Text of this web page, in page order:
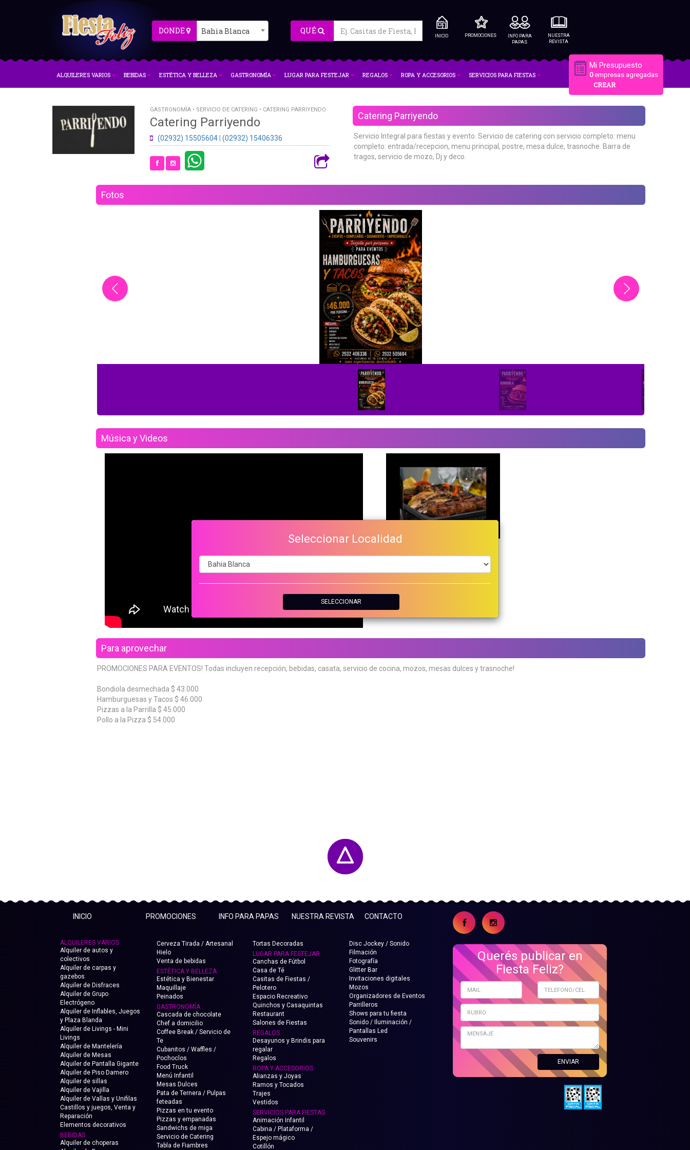
DONDE Bahia Blanca QUÉ
INICIO PROMOCIONES
INFO PARA
PAPAS
NUESTRA
REVISTA
ALQUILERES VARIOS BEBIDAS ESTÉTICA Y BELLEZA GASTRONOMÍA LUGAR PARA FESTEJAR REGALOS ROPA Y ACCESORIOS SERVICIOS PARA FIESTAS
Mi Presupuesto
0empresas agregadas
CREAR
GASTRONOMÍA • SERVICIO DE CATERING • CATERING PARRIYENDO
Catering Parriyendo
(02932) 15505604 (02932) 15406336
Catering Parriyendo
Servicio Integral para fiestas y evento. Servicio de catering con servicio completo: menu
completo: entrada/recepcion, menu principal, postre, mesa dulce, trasnoche. Barra de
tragos, servicio de mozo, Dj y deco.
Fotos
Música y Videos
Para aprovechar
PROMOCIONES PARA EVENTOS! Todas incluyen recepción, bebidas, casata, servicio de cocina, mozos, mesas dulces y trasnoche!
Bondiola desmechada $ 43.000
Hamburguesas y Tacos $ 46.000
Pizzas a la Parrilla $ 45.000
Pollo a la Pizza $ 54.000
INICIO PROMOCIONES INFO PARA PAPAS NUESTRA REVISTA CONTACTO
ALQUILERES VARIOS
Alquiler de autos y
colectivos
Alquiler de carpas y
gazebos
Alquiler de Disfraces
Alquiler de Grupo
Electrógeno
Alquiler de Inflables, Juegos
y Plaza Blanda
Alquiler de Livings - Mini
Livings
Alquiler de Mantelería
Alquiler de Mesas
Alquiler de Pantalla Gigante
Alquiler de Piso Damero
Alquiler de sillas
Alquiler de Vajilla
Alquiler de Vallas y Unifilas
Castillos y juegos, Venta y
Reparación
Elementos decorativos
BEBIDAS
Alquiler de choperas
Cerveza Tirada / Artesanal
Hielo
Venta de bebidas
ESTÉTICA Y BELLEZA
Estética y Bienestar
Maquillaje
Peinados
GASTRONOMÍA
Cascada de chocolate
Chef a domicilio
Coffee Break / Servicio de
Te
Cubanitos / Waffles /
Pochoclos
Food Truck
Menú Infantil
Mesas Dulces
Pata de Ternera / Pulpas
feteadas
Pizzas en tu evento
Pizzas y empanadas
Sandwichs de miga
Servicio de Catering
Tabla de Fiambres
Tortas Decoradas
LUGAR PARA FESTEJAR
Canchas de Fútbol
Casa de Té
Casitas de Fiestas /
Pelotero
Espacio Recreativo
Quinchos y Casaquintas
Restaurant
Salones de Fiestas
REGALOS
Desayunos y Brindis para
regalar
Regalos
ROPA Y ACCESORIOS
Alianzas y Joyas
Ramos y Tocados
Trajes
Vestidos
SERVICIOS PARA FIESTAS
Animación Infantil
Cabina / Plataforma /
Espejo mágico
Cotillón
Disc Jockey / Sonido
Filmación
Fotografía
Glitter Bar
Invitaciones digitales
Mozos
Organizadores de Eventos
Parrilleros
Shows para tu fiesta
Sonido / Iluminación /
Pantallas Led
Souvenirs
Querés publicar en
Fiesta Feliz?
ENVIAR
Seleccionar Localidad
SELECCIONAR